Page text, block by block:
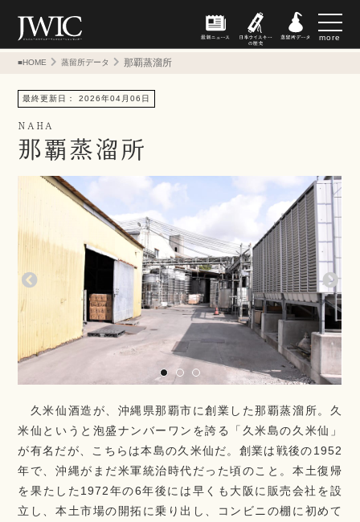
more
■HOME 蒸留所データ 那覇蒸溜所
最終更新日： 2026年04月06日
NAHA
那覇蒸溜所
久米仙酒造が、沖縄県那覇市に創業した那覇蒸溜所。久
米仙というと泡盛ナンバーワンを誇る「久米島の久米仙」
が有名だが、こちらは本島の久米仙だ。創業は戦後の1952
年で、沖縄がまだ米軍統治時代だった頃のこと。本土復帰
を果たした1972年の6年後には早くも大阪に販売会社を設
立し、本土市場の開拓に乗り出し、コンビニの棚に初めて